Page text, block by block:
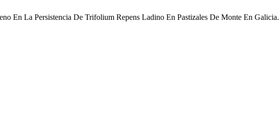
En La Persistencia De Trifolium Repens Ladino En Pastizales De Monte En Galicia.